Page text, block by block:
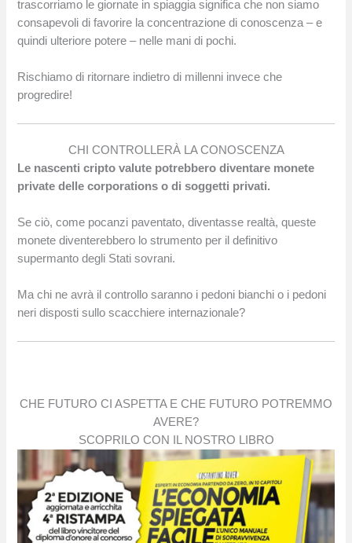
trascorriamo le giornate in spiaggia significa che non siamo
consapevoli di favorire la concentrazione di conoscenza – e
quindi ulteriore potere – nelle mani di pochi.
Rischiamo di ritornare indietro di millenni invece che
progredire!
CHI CONTROLLERÀ LA CONOSCENZA
Le nascenti cripto valute potrebbero diventare monete
private delle corporations o di soggetti privati.
Se ciò, come pocanzi paventato, diventasse realtà, queste
monete diventerebbero lo strumento per il definitivo
supermanto degli Stati sovrani.
Ma chi ne avrà il controllo saranno i pedoni bianchi o i pedoni
neri disposti sullo scacchiere internazionale?
CHE FUTURO CI ASPETTA E CHE FUTURO POTREMMO
AVERE?
SCOPRILO CON IL NOSTRO LIBRO